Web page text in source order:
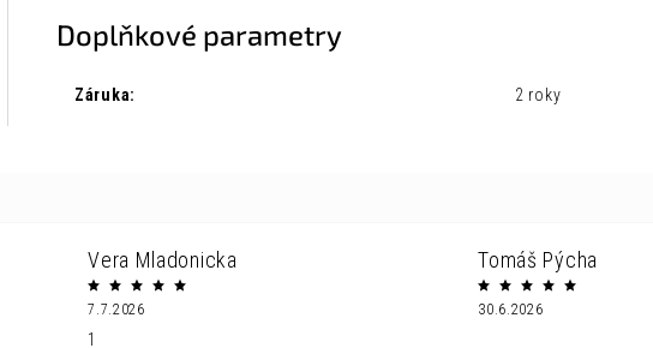
Doplňkové parametry
Záruka: 2 roky
Vera Mladonicka
7.7.2026
1
Tomáš Pýcha
30.6.2026